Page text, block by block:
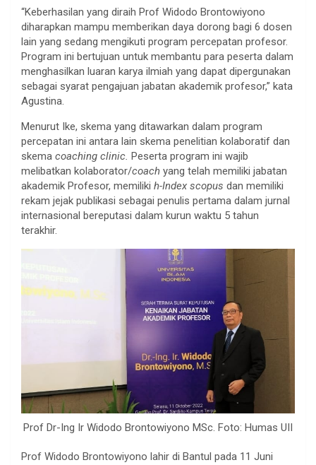
“Keberhasilan yang diraih Prof Widodo Brontowiyono
diharapkan mampu memberikan daya dorong bagi 6 dosen
lain yang sedang mengikuti program percepatan profesor.
Program ini bertujuan untuk membantu para peserta dalam
menghasilkan luaran karya ilmiah yang dapat dipergunakan
sebagai syarat pengajuan jabatan akademik profesor,” kata
Agustina.
Menurut Ike, skema yang ditawarkan dalam program
percepatan ini antara lain skema penelitian kolaboratif dan
skema coaching clinic. Peserta program ini wajib
melibatkan kolaborator/coach yang telah memiliki jabatan
akademik Profesor, memiliki h-Index scopus dan memiliki
rekam jejak publikasi sebagai penulis pertama dalam jurnal
internasional bereputasi dalam kurun waktu 5 tahun
terakhir.
Prof Dr-Ing Ir Widodo Brontowiyono MSc. Foto: Humas UII
Prof Widodo Brontowiyono lahir di Bantul pada 11 Juni